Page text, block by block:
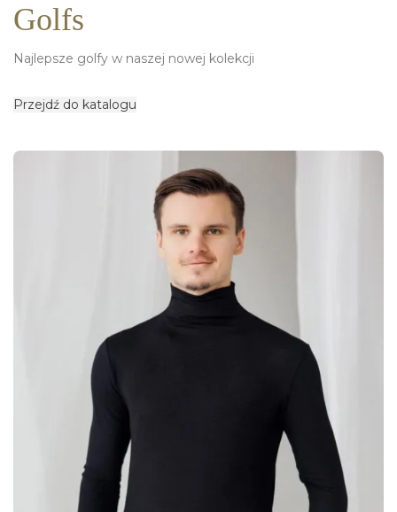
Golfs
Najlepsze golfy w naszej nowej kolekcji
Przejdź do katalogu